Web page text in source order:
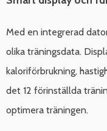
Med en integrerad
olika träningsdata.
kaloriförbrukning,
det 12 förinställda
optimera träningen.